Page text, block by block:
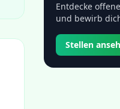
Entdecke
und bewirb
Stellen